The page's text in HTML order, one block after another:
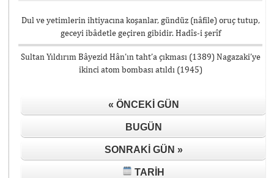
Dul ve yetimlerin ihtiyacına koşanlar, gündüz (nâfile) oruç tutup,
geceyi ibâdetle geçiren gibidir. Hadîs-i şerîf
Sultan Yıldırım Bâyezid Hân’ın taht’a çıkması (1389) Nagazaki’ye
ikinci atom bombası atıldı (1945)
« ÖNCEKI GÜN
BUGÜN
SONRAKI GÜN »
TARIH